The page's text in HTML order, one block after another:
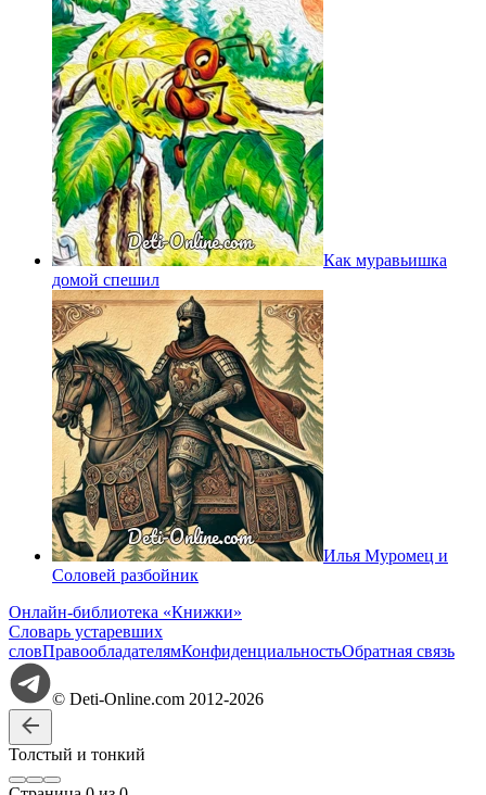
Как муравьишка
домой спешил
Илья Муромец и
Соловей разбойник
Онлайн-библиотека «Книжки»
Словарь устаревших
словПравообладателямКонфиденциальностьОбратная связь
© Deti-Online.com 2012-2026
Толстый и тонкий